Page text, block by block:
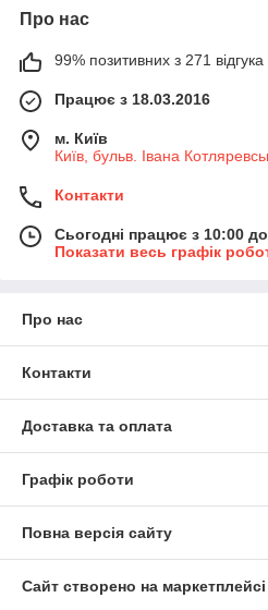
Про нас
99% позитивних з 271 відгука
Працює з 18.03.2016
м. Київ
Київ, бульв. Івана
Контакти
Сьогодні працює з 10:00
Показати весь графік
Про нас
Контакти
Доставка та оплата
Графік роботи
Повна версія сайту
Сайт створено на маркетплейсі